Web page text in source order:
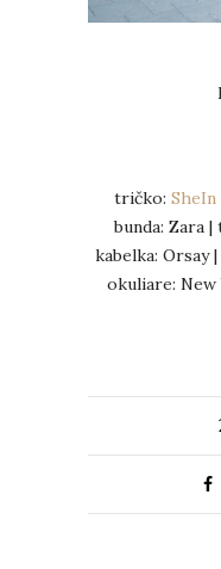
tričko: SheIn
bunda: Zara
kabelka: Orsay
okuliare: New